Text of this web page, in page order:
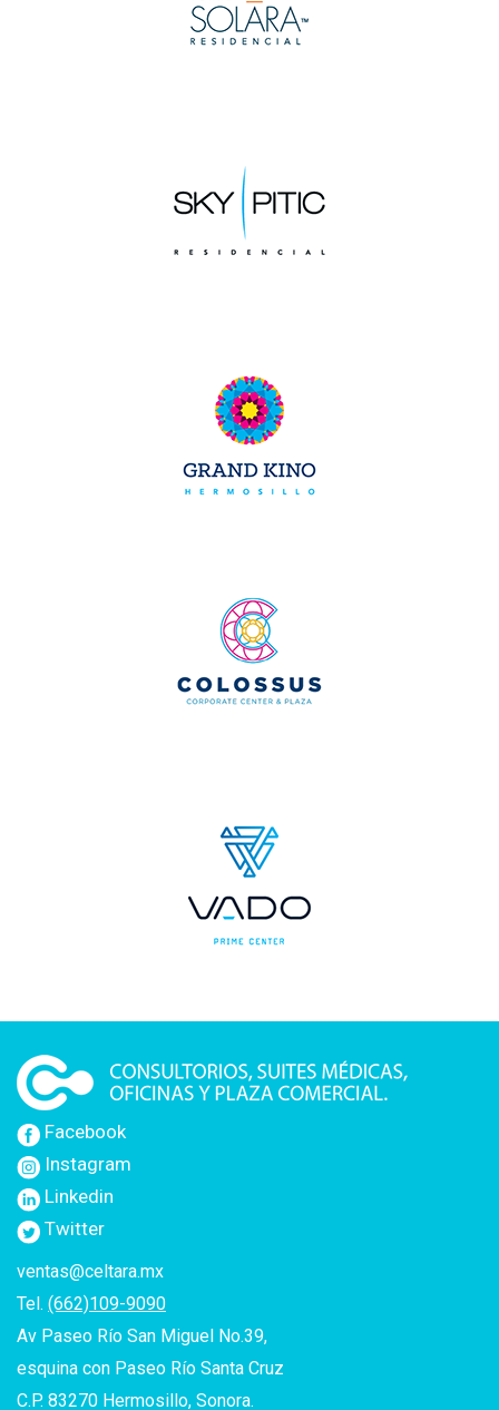
Facebook
Instagram
Linkedin
Twitter
ventas@celtara.mx
Tel. (662)109-9090
Av Paseo Río San Miguel No.39,
esquina con Paseo Río Santa Cruz
C.P. 83270 Hermosillo, Sonora.